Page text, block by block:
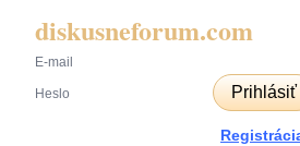
diskusneforum.com
Prihlásiť